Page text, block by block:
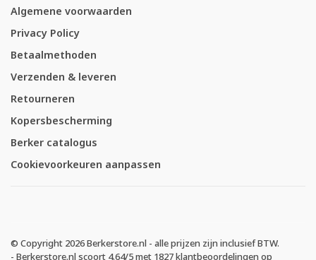
Algemene voorwaarden
Privacy Policy
Betaalmethoden
Verzenden & leveren
Retourneren
Kopersbescherming
Berker catalogus
Cookievoorkeuren aanpassen
© Copyright 2026 Berkerstore.nl - alle prijzen zijn inclusief BTW.
- Berkerstore.nl scoort 4.64/5met 1827klantbeoordelingen op